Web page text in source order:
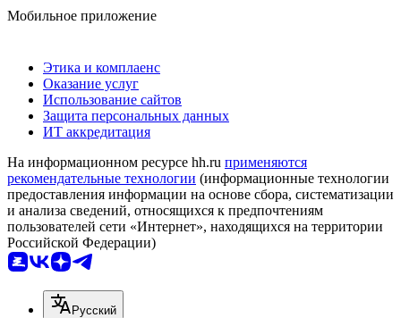
Мобильное приложение
Этика и комплаенс
Оказание услуг
Использование сайтов
Защита персональных данных
ИТ аккредитация
На информационном ресурсе hh.ru применяются
рекомендательные технологии (информационные технологии
предоставления информации на основе сбора, систематизации
и анализа сведений, относящихся к предпочтениям
пользователей сети «Интернет», находящихся на территории
Российской Федерации)
Русский